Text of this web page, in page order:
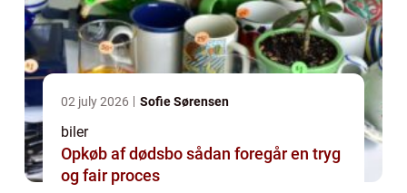
02 july 2026 Sofie Sørensen
biler
Opkøb af dødsbo sådan foregår en tryg
og fair proces